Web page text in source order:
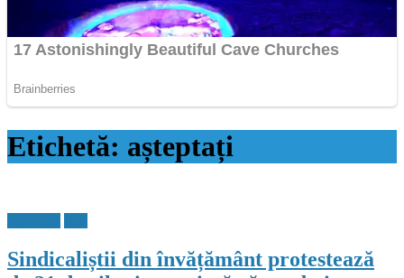
Etichetă: așteptați
Sindicaliștii din învățământ protestează